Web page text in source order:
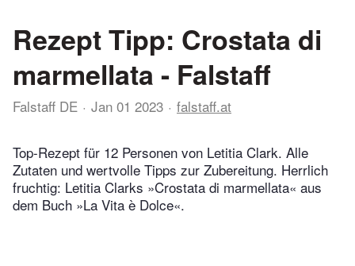
Rezept Tipp: Crostata di
marmellata - Falstaff
Falstaff DE Jan 01 2023 falstaff.at
Top-Rezept für 12 Personen von Letitia Clark. Alle
Zutaten und wertvolle Tipps zur Zubereitung. Herrlich
fruchtig: Letitia Clarks »Crostata di marmellata« aus
dem Buch »La Vita è Dolce«.